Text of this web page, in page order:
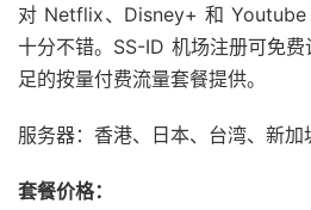
对 Netflix、Disney+ 和 Youtube
十分不错。SS-ID 机场注册可免
足的按量付费流量套餐提供。
服务器：香港、日本、台湾、新加
套餐价格：